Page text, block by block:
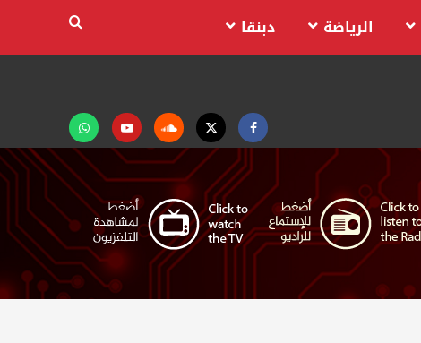
Facebook
Twitter
Soundcloud
Youtubeتابعنا
على
واتساب
الرياضة دبنقا